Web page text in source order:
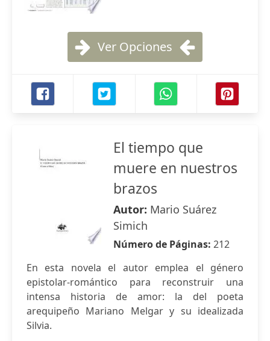
Ver Opciones
El tiempo que
muere en nuestros
brazos
Autor: Mario Suárez
Simich
Número de Páginas: 212
En esta novela el autor emplea el género
epistolar-romántico para reconstruir una
intensa historia de amor: la del poeta
arequipeño Mariano Melgar y su idealizada
Silvia.